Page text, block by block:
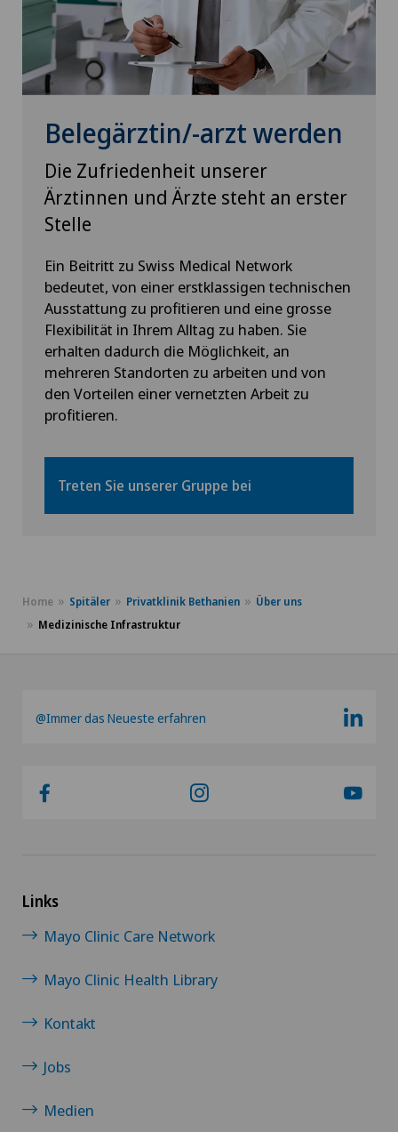
Belegärztin/-arzt werden
Die Zufriedenheit unserer
Ärztinnen und Ärzte steht an erster
Stelle
Ein Beitritt zu Swiss Medical Network
bedeutet, von einer erstklassigen technischen
Ausstattung zu profitieren und eine grosse
Flexibilität in Ihrem Alltag zu haben. Sie
erhalten dadurch die Möglichkeit, an
mehreren Standorten zu arbeiten und von
den Vorteilen einer vernetzten Arbeit zu
profitieren.
Treten Sie unserer Gruppe bei
Home Spitäler Privatklinik Bethanien
Über uns
Medizinische Infrastruktur
@Immer das Neueste erfahren
Links
Mayo Clinic Care Network
Mayo Clinic Health Library
Kontakt
Jobs
Medien